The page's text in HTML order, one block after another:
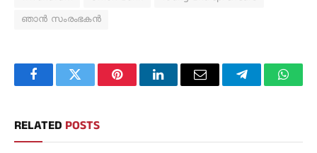
ഞാന്‍ സംരംഭകന്‍
FacebookTwitter PinterestLinkedInEmail Telegram
RELATED POSTS